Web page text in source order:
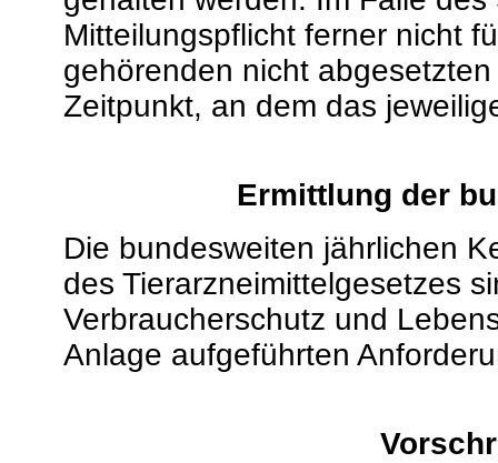
Mitteilungspflicht ferner nicht
gehörenden nicht
Zeitpunkt, an dem das
Ermittlung der
Die bundesweiten jährlichen
des Tierarzneimittelgesetzes
Verbraucherschutz und
Anlage aufgeführten